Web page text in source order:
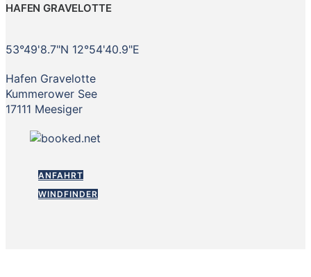
HAFEN GRAVELOTTE
53°49'8.7"N 12°54'40.9"E
Hafen Gravelotte
Kummerower See
17111 Meesiger
ANFAHRT
WINDFINDER